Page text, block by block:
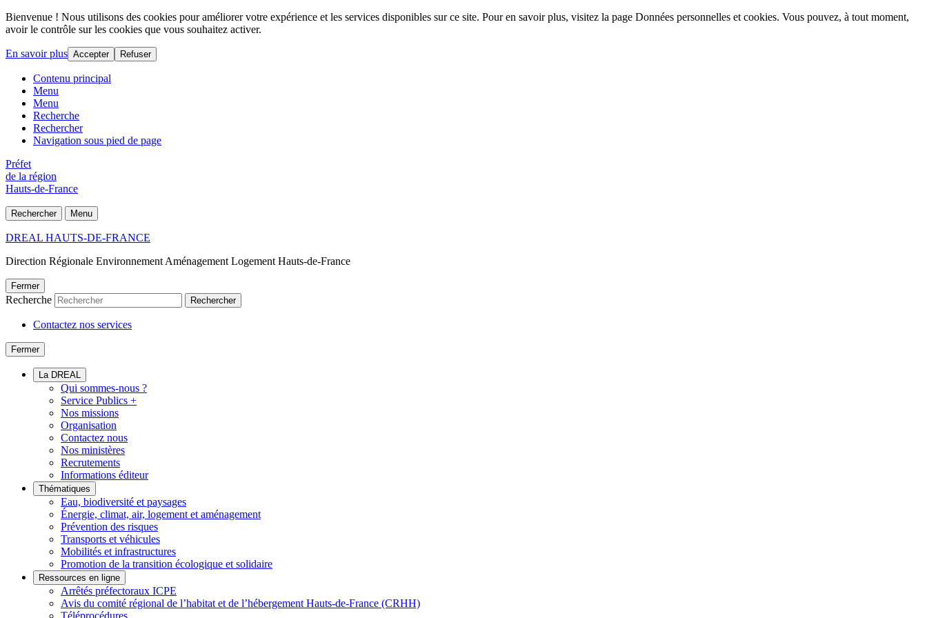
Bienvenue ! Nous utilisons des cookies pour améliorer votre expérience et les services disponibles sur ce site. Pour en savoir plus, visitez la page Données personnelles et cookies. Vous pouvez, à tout moment,
avoir le contrôle sur les cookies que vous souhaitez activer.
En savoir plus Accepter Refuser
Contenu principal
Menu
Menu
Recherche
Rechercher
Navigation sous pied de page
Préfet
de la région
Hauts-de-France
Rechercher Menu
DREAL HAUTS-DE-FRANCE
Direction Régionale Environnement Aménagement Logement Hauts-de-France
Fermer
Recherche Rechercher
Contactez nos services
Fermer
La DREAL
Qui sommes-nous ?
Service Publics +
Nos missions
Organisation
Contactez nous
Nos ministères
Recrutements
Informations éditeur
Thématiques
Eau, biodiversité et paysages
Énergie, climat, air, logement et aménagement
Prévention des risques
Transports et véhicules
Mobilités et infrastructures
Promotion de la transition écologique et solidaire
Ressources en ligne
Arrêtés préfectoraux ICPE
Avis du comité régional de l’habitat et de l’hébergement Hauts-de-France (CRHH)
Téléprocédures